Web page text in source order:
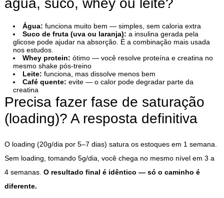
água, suco, whey ou leite?
Água: funciona muito bem — simples, sem caloria extra
Suco de fruta (uva ou laranja): a insulina gerada pela
glicose pode ajudar na absorção. É a combinação mais usada
nos estudos.
Whey protein: ótimo — você resolve proteína e creatina no
mesmo shake pós-treino
Leite: funciona, mas dissolve menos bem
Café quente: evite — o calor pode degradar parte da
creatina
Precisa fazer fase de saturação
(loading)? A resposta definitiva
O loading (20g/dia por 5–7 dias) satura os estoques em 1 semana.
Sem loading, tomando 5g/dia, você chega no mesmo nível em 3 a
4 semanas. O resultado final é idêntico — só o caminho é
diferente.